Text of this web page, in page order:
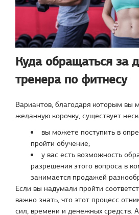
Куда обращаться за
тренера по фитнесу
Вариантов, благодаря которым вы
желанную корочку, существует
вы можете поступить в
пройти обучение;
у вас есть возможность
разрешения этого вопроса в
занимается продажей
Если вы надумали пройти
важно знать, что этот процесс
сил, времени и денежных средств.